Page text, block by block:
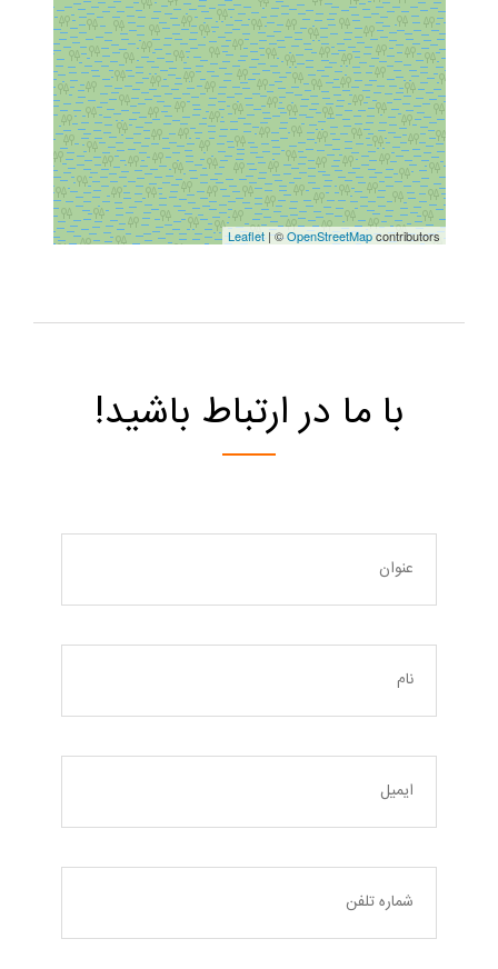
Leaflet| ©OpenStreetMapcontributors
با ما در ارتباط باشید!